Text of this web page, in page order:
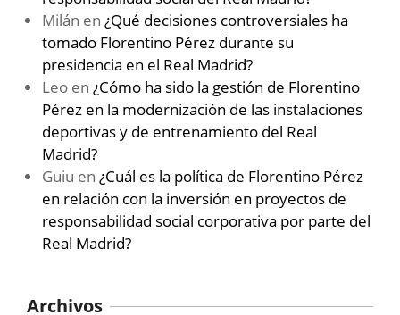
Milán en ¿Qué decisiones controversiales ha
tomado Florentino Pérez durante su
presidencia en el Real Madrid?
Leo en ¿Cómo ha sido la gestión de Florentino
Pérez en la modernización de las instalaciones
deportivas y de entrenamiento del Real
Madrid?
Guiu en ¿Cuál es la política de Florentino Pérez
en relación con la inversión en proyectos de
responsabilidad social corporativa por parte del
Real Madrid?
Archivos